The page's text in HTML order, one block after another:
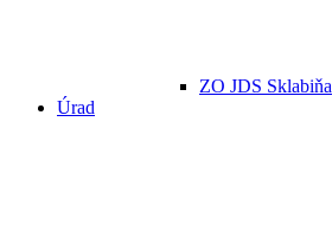
ZO JDS Sklabiňa
Úrad